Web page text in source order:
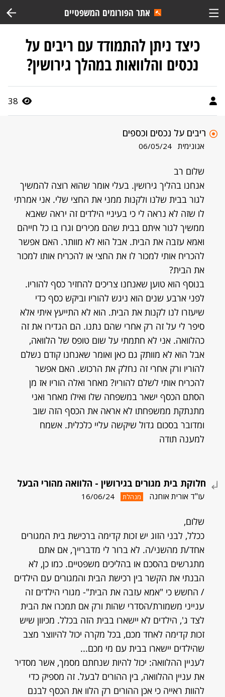
אתר הפורומים המשפטיים
כיצד ניתן להתמודד עם ריבים על
נכסים והלוואות במהלך גירושין?
38
ריבים על נכסים וכספים
אנונימית 06/05/24
שלום רב
אנחנו בהליך גירושין. בעלי אומר שהוא רוצה להמשיך
לגור בבית שלנו ולקנות ממני את החצי שלי. אני אמרתי
לו שזה לא נראה לי כי בעיניי הילדים זה יראה שאבא
ממשיך לגור איתם בבית שהם מכירים וגרו בו כל חייהם
ואמא עזבה את הבית. אבל הוא לא מוותר. האם אפשר
להכריח אותי למכור לו את החצי או להכריח אותו למכור
את הבית?
בנוסף הוא טוען שאנחנו צריכים להחזיר כסף להוריו.
לפני ארבע שנים הוא ניגש להוריו וביקש כסף כדי
שיעזרו לנו לקנות את הבית. הוא לא התייעץ איתי אלא
סיפר לי על זה רק אחרי שהם נתנו. הם הגדירו את זה
כהלוואה. אני לא חתמתי על שום טופס של הלוואה,
אבל הוא לא מוותק גם כאן ואומר שאנחנו קודם נשלם
להוריו ורק אחרי זה נחלק את הרכוש. האם אפשר
להכריח אותי לשלם להוריו? מאחר ואלה הוריו אז מן
הסתם הכסף ישאר במשפחה שלו ואילו מאחר ואני
מתנתקת ממשפחתו לא אראה את הכסף הזה שוב
ומדובר בסכום גדול שיקשה עליי כלכלית. אשמח
למענה תודה
חלוקת בית מגורים בגירושין - הלוואה מהורי הבעל
עו"ד אורית אוחנה מנהלת 16/06/24
שלום,
ככלל, לבני הזוג יש זכות קדימה ברכישת בית המגורים
אחד/ת מהשני/ה. לא ברור לי מדברייך, אם אתם
מתגרשים בהסכם או בהליכים משפטיים. כמו כן, לא
הבנתי את הקשר בין רכישת הבית והמגורים עם הילדים
/ החשש כי "אמא עזבה את הבית"- מגורי הילדים זה
ענייני משמורת/הסדרי שהות ורק אם תמכרו את הבית
לצד ג', הילדים לא יישארו בבית הזה בכלל. מכיוון שיש
זכות קדימה לאחד מכם, בכל מקרה יכול להיווצר מצב
שהילדים יישארו בבית עם מי מכם...
לעניין ההלוואה: יכול להיות שנחתם מסמך, אשר מסדיר
את עניין ההלוואה, בין ההורים לבעל. זה מספיק כדי
להוות ראייה כי אכן ההורים רק הלוו את הכסף לבנם